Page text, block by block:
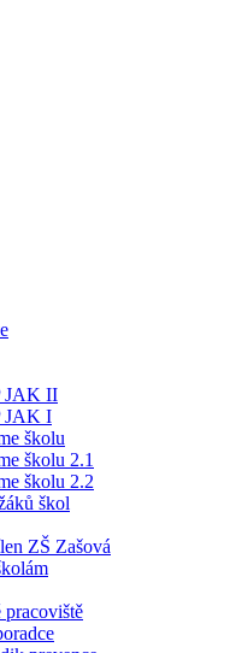
JAK II
JAK I
školu
školu 2.1
školu 2.2
škol
ZŠ Zašová
pracoviště